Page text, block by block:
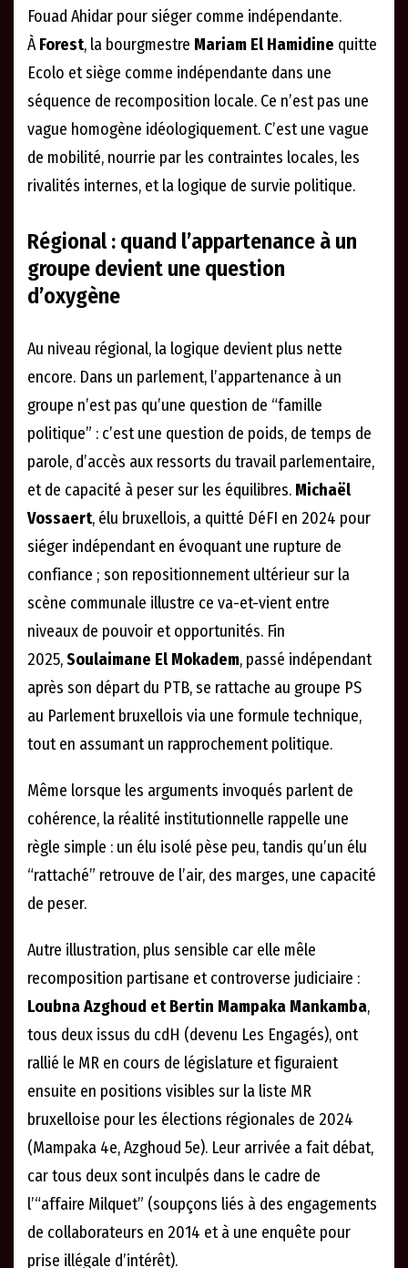
Fouad Ahidar pour siéger comme indépendante.
ÀForest, la bourgmestre Mariam El Hamidine quitte
Ecolo et siège comme indépendante dans une
séquence de recomposition locale. Ce n’est pas une
vague homogène idéologiquement. C’est une vague
de mobilité, nourrie par les contraintes locales, les
rivalités internes, et la logique de survie politique.
Régional : quand l’appartenance à un
groupe devient une question
d’oxygène
Au niveau régional, la logique devient plus nette
encore. Dans un parlement, l’appartenance à un
groupe n’est pas qu’une question de “famille
politique” : c’est une question de poids, de temps de
parole, d’accès aux ressorts du travail parlementaire,
et de capacité à peser sur les équilibres. Michaël
Vossaert, élu bruxellois, a quitté DéFI en 2024 pour
siéger indépendant en évoquant une rupture de
confiance ; son repositionnement ultérieur sur la
scène communale illustre ce va-et-vient entre
niveaux de pouvoir et opportunités. Fin
2025,Soulaimane El Mokadem, passé indépendant
après son départ du PTB, se rattache au groupe PS
au Parlement bruxellois via une formule technique,
tout en assumant un rapprochement politique.
Même lorsque les arguments invoqués parlent de
cohérence, la réalité institutionnelle rappelle une
règle simple : un élu isolé pèse peu, tandis qu’un élu
“rattaché” retrouve de l’air, des marges, une capacité
de peser.
Autre illustration, plus sensible car elle mêle
recomposition partisane et controverse judiciaire :
Loubna Azghoud et Bertin Mampaka Mankamba,
tous deux issus du cdH (devenu Les Engagés), ont
rallié le MR en cours de législature et figuraient
ensuite en positions visibles sur la liste MR
bruxelloise pour les élections régionales de 2024
(Mampaka 4e, Azghoud 5e). Leur arrivée a fait débat,
car tous deux sont inculpés dans le cadre de
l’“affaire Milquet” (soupçons liés à des engagements
de collaborateurs en 2014 et à une enquête pour
prise illégale d’intérêt).